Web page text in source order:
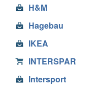
H&M
Hagebau
IKEA
INTERSPAR
Intersport